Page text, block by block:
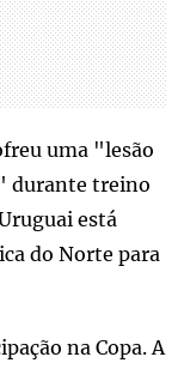
uma "lesão
durante treino
está
do Norte para
na Copa. A